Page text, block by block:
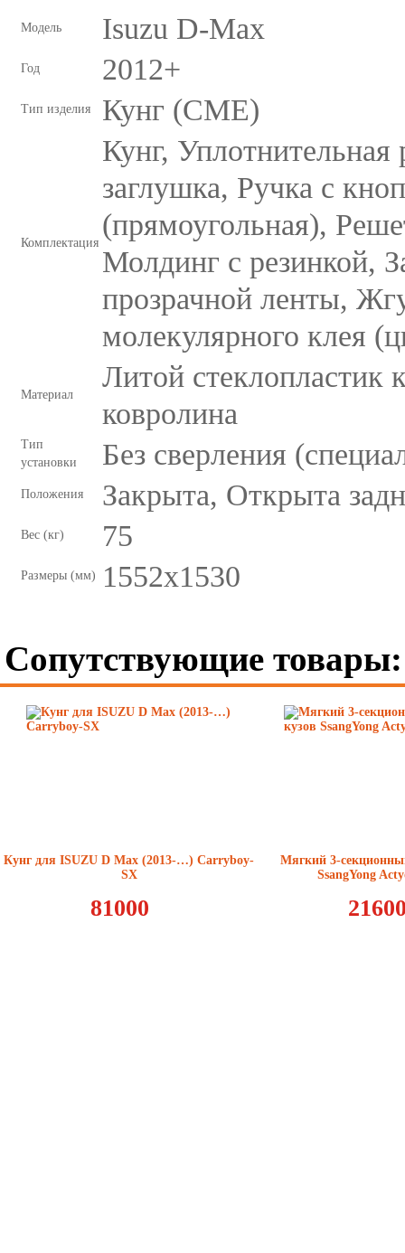
Модель Isuzu D-Max
Год 2012+
Тип изделия Кунг (CME)
Комплектация
Кунг,
заглушка, Ручка с
(прямоугольная),
Молдинг с резинкой,
прозрачной ленты,
молекулярного клея
Материал
Литой стеклопластик
ковролина
Тип
установки
Без сверления
Положения Закрыта, Открыта
Вес (кг) 75
Размеры (мм) 1552х1530
Сопутствующие товары:
Кунг для ISUZU D Max (2013-…) Carryboy-
SХ
81000
Мягкий 3-
SsangYong